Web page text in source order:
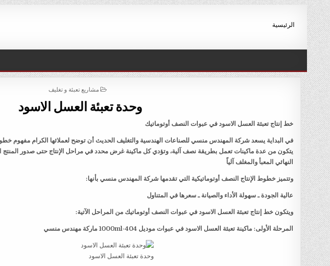
Skip
to
content
الرئيسية
POSTED
مشاريع تعبئة و تغليف
وحدة تعبئة العسل الاسود
خط إنتاج تعبئة العسل الاسود في عبوات النصف أوتوماتيك
في البداية يسعد شركة المهندس منسي للصناعات الهندسية والتغليف الحديث أن توضح لعملائها الكرام مفهوم
يتكون من عدة ماكينات تعمل بطريقة نصف آلية، وتؤدي كل ماكينة غرض محدد في مراحل الإنتاج حتى صدور المنتج
النهائي المعبأ والمغلف آلياً
وتتميز خطوط الإنتاج النصف أوتوماتيكية التي تقدمها شركة المهندس منسي بأنها:
عالية الجودة ـ سهولة الأداء والصيانة ـ سعرها في المتناول
ويتكون خط إنتاج تعبئة العسل الاسود في عبوات النصف أوتوماتيك من المراحل الآتية:
المرحلة الأولى: ماكينة تعبئة العسل الاسود في عبوات موديل 404-1000ml ماركة مهندس منسي
وحدة تعبئة العسل الاسود